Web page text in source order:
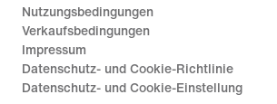
Nutzungsbedingungen
Verkaufsbedingungen
Impressum
Datenschutz- und Cookie-Richtlinie
Datenschutz- und Cookie-Einstellung